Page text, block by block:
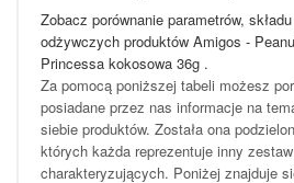
Zobacz porównanie parametrów,
odżywczych produktów Amigos -
Princessa kokosowa 36g .
Za pomocą poniższej tabeli możesz
posiadane przez nas informacje na
siebie produktów. Została ona
których każda reprezentuje inny
charakteryzujących. Poniżej znajduje